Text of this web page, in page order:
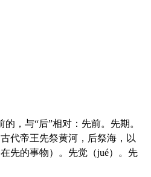
代帝王先祭黄河，后祭海，以
先的事物）。先觉（jué）。先